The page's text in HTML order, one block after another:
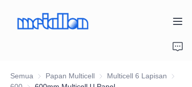
Semua Papan Multicell Papan Multicell
Multicell 6 Lapisan
Produk